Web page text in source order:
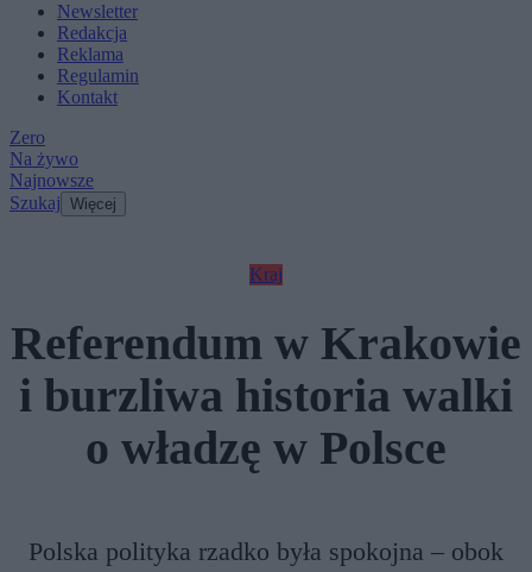
Newsletter
Redakcja
Reklama
Regulamin
Kontakt
Zero
Na żywo
Najnowsze
Szukaj Więcej
Kraj
Referendum w Krakowie
i burzliwa historia walki
o władzę w Polsce
Polska polityka rzadko była spokojna – obok